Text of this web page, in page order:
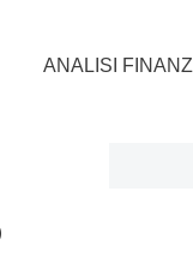
ANALISI